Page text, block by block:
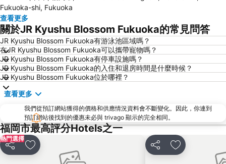
Acros Fukuoka
Tojinmachi Station
Meinohama Station
Fukuoka Convention Center
佐賀機場
Higashihie Station
Minami Fukuoka Station
Nishitetsu Kurume Station
Chiyo-Kenchoguchi Station
Nishitetsu Hall
Elgala Hall
Nishijin Station
Dazaifu Tenmangu Shrine
Fukuoka-shi, Fukuoka
查看更多
關於JR Kyushu Blossom Fukuoka的常見問答
JR Kyushu Blossom Fukuoka有游泳池區域嗎？
在JR Kyushu Blossom Fukuoka可以攜帶寵物嗎？
JR Kyushu Blossom Fukuoka有停車設施嗎？
JR Kyushu Blossom Fukuoka的入住和退房時間是什麼時候？
JR Kyushu Blossom Fukuoka位於哪裡？
查看更多
我們從預訂網站獲得的價格和供應情況資料會不斷變化。因此，你連到
預訂網站後找到的優惠未必與 trivago 顯示的完全相同。
福岡市最高評分Hotels之一
熱門選擇
分享 放到收藏夾 分享 放到收藏夾